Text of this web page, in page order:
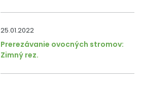
25.01.2022
Prerezávanie ovocných stromov:
Zimný rez.